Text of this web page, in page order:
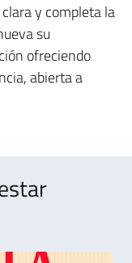
y completa la
su
ofreciendo
abierta a